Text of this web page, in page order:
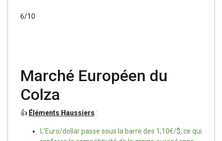
6/10
Marché Européen du
Colza
👍 Éléments Haussiers :
L’Euro/dollar passe sous la barre des 1,10€/$, ce qui